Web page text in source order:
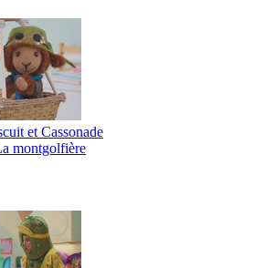
et Cassonade
montgolfière